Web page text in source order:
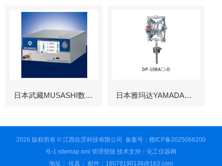
日本武藏MUSASHI数字控制点胶机 日本雅玛达YAMADA往复泵
2026 版权所有 © 江西欣罡科技有限公司 备案号：赣ICP备2025066200
号-1 sitemap.xml 管理登陆 技术支持：化工仪器网
地址： 传真： 邮件：18079190138@163.com